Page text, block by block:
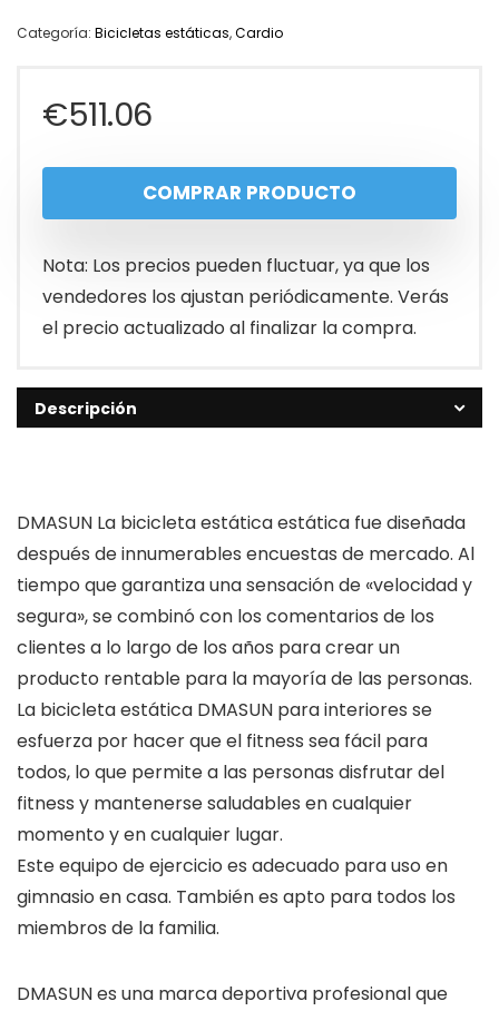
Categoría: Bicicletas estáticas,Cardio
€511.06
COMPRAR PRODUCTO
Nota: Los precios pueden fluctuar, ya que los
vendedores los ajustan periódicamente. Verás
el precio actualizado al finalizar la compra.
Descripción
DMASUN La bicicleta estática estática fue diseñada
después de innumerables encuestas de mercado. Al
tiempo que garantiza una sensación de «velocidad y
segura», se combinó con los comentarios de los
clientes a lo largo de los años para crear un
producto rentable para la mayoría de las personas.
La bicicleta estática DMASUN para interiores se
esfuerza por hacer que el fitness sea fácil para
todos, lo que permite a las personas disfrutar del
fitness y mantenerse saludables en cualquier
momento y en cualquier lugar.
Este equipo de ejercicio es adecuado para uso en
gimnasio en casa. También es apto para todos los
miembros de la familia.
DMASUN es una marca deportiva profesional que